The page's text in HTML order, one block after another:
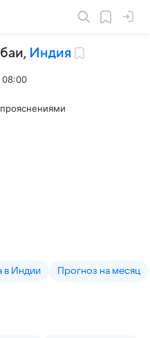
, Индия
08:00
в Индии Прогноз на месяц